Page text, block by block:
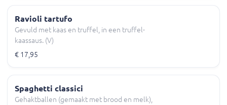
Ravioli tartufo
Gevuld met kaas en truffel, in een truffel-
kaassaus. (V)
€ 17,95
Spaghetti classici
Gehaktballen (gemaakt met brood en melk),